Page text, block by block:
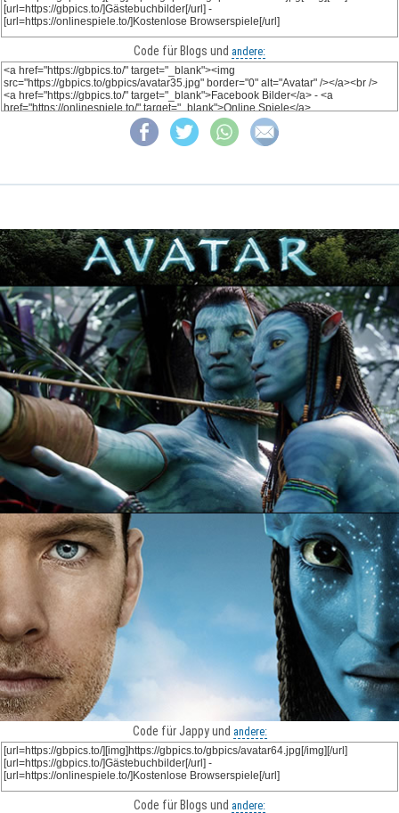
Code für Blogs und andere:
Code für Jappy und andere:
Code für Blogs und andere: